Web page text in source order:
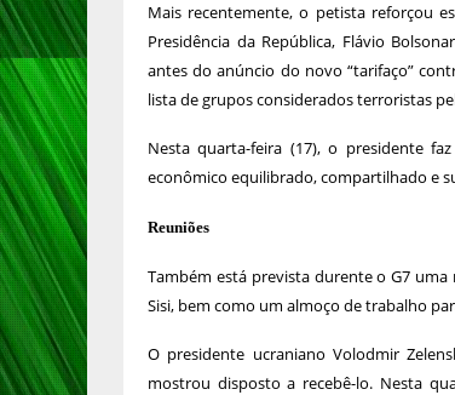
Mais recentemente, o petista reforçou
Presidência da República, Flávio
antes do anúncio do novo “tarifaço”
lista de grupos considerados terroristas
Nesta quarta-feira (17), o presidente
econômico equilibrado, compartilhado e
Reuniões
Também está prevista durente o G7
Sisi, bem como um almoço de trabalho
O presidente ucraniano Volodmir
mostrou disposto a recebê-lo. Nesta